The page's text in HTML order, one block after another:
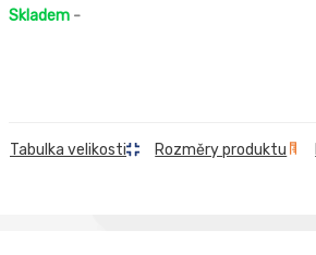
Skladem -
Tabulka velikosti Rozměry produktu